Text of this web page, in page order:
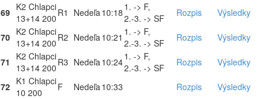
69 K2 Chlapci
13+14 200 R1 Nedeľa10:18 1. -> F,
2.-3. -> SF
Rozpis Výsledky
70 K2 Chlapci
13+14 200 R2 Nedeľa10:21 1. -> F,
2.-3. -> SF
Rozpis Výsledky
71
K2 Chlapci
13+14 200 R3 Nedeľa10:241. -> F,
2.-3. -> SF
Rozpis Výsledky
72 K1 Chlapci
10 200
F Nedeľa10:33 Rozpis Výsledky